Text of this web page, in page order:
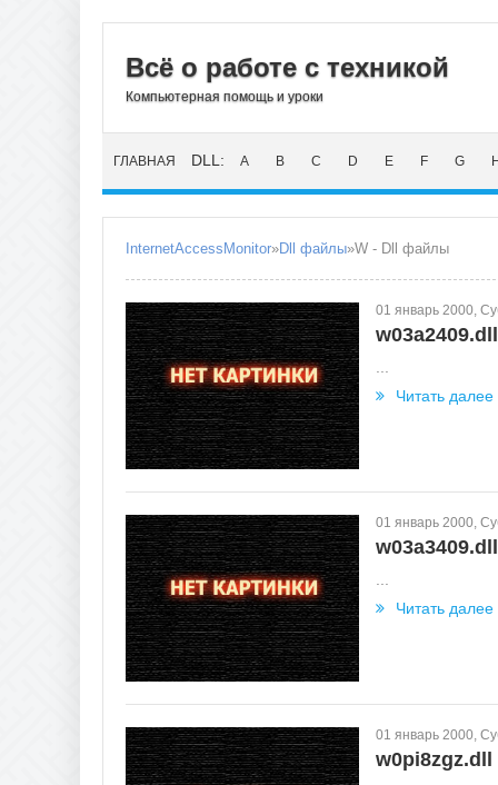
Всё о работе с техникой
Компьютерная помощь и уроки
ГЛАВНАЯ DLL: A B C D E F G H
InternetAccessMonitor»Dll файлы»W - Dll файлы
01 январь 2000,
w03a2409.dll
Читать далее
01 январь 2000,
w03a3409.dll
Читать далее
01 январь 2000,
w0pi8zgz.dll